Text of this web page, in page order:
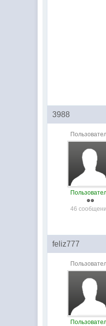
3988
46
feliz777